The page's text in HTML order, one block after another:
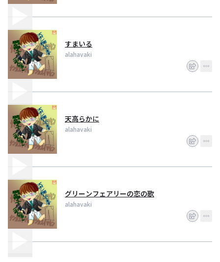
すまいる
alahavaki
天高らかに
alahavaki
グリーンフェアリーの恋の歌
alahavaki